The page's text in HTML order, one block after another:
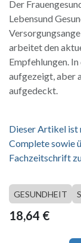
Der
Lebensund
arbeitet den
Empfehlungen.
aufgezeigt, aber
aufgedeckt.
Dieser Artikel ist
Complete sowie
Fachzeitschrift
GESUNDHEIT
18,64 €